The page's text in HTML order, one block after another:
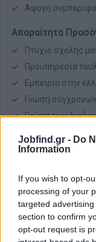
Jobfind.gr - Do
Information
If you wish to opt-
processing of your
targeted
section to confirm
opt-out request is
Άψογη
Απαραίτητα
Πτυχίο σχολής
Προϋπηρεσία
Εμπειρία στην
Γνώση
Γνώση των
εργασία.
πίεσης.
Πνεύμα
Παροχές